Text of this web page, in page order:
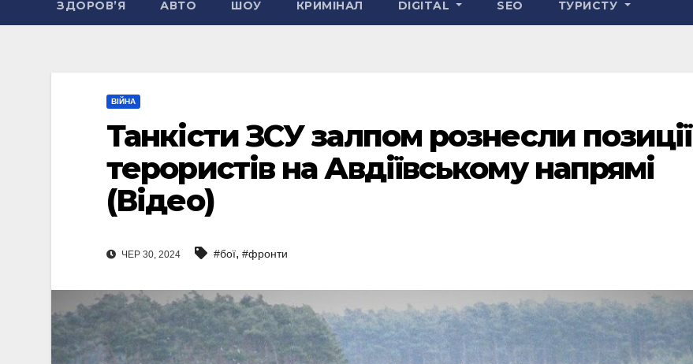
ЗДОРОВ’Я АВТО ШОУ КРИМІНАЛ DIGITAL SEO ТУРИСТУ
ВІЙНА
Танкісти ЗСУ залпом рознесли позиції
терористів на Авдіївському напрямі
(Відео)
ЧЕР 30, 2024 #бої, #фронти